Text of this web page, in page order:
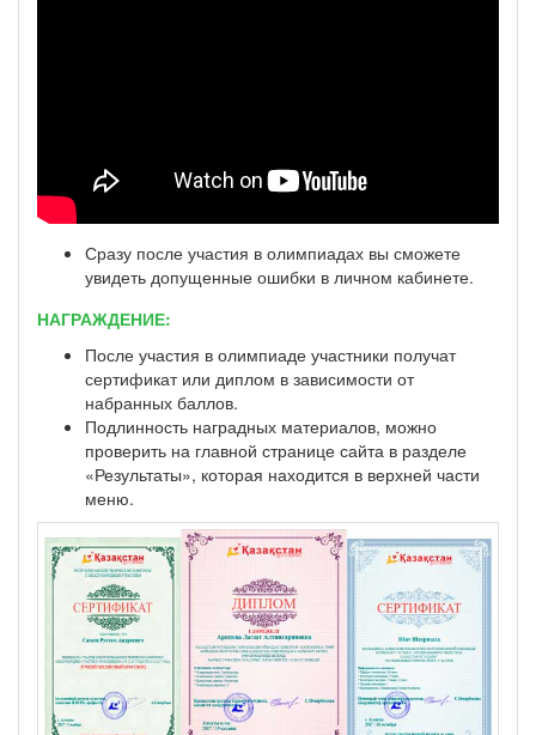
Сразу после участия в олимпиадах вы сможете
увидеть допущенные ошибки в личном кабинете.
НАГРАЖДЕНИЕ:
После участия в олимпиаде участники получат
сертификат или диплом в зависимости от
набранных баллов.
Подлинность наградных материалов, можно
проверить на главной странице сайта в разделе
«Результаты», которая находится в верхней части
меню.